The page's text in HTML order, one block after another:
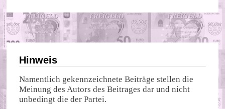
Hinweis
Namentlich gekennzeichnete Beiträge stellen die
Meinung des Autors des Beitrages dar und nicht
unbedingt die der Partei.